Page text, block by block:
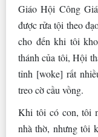
Giáo Hội Công
được rửa tội theo
cho đến khi tôi
thánh của tôi, Hội
tỉnh [woke] rất
treo cờ cầu vồng.
Khi tôi có con, tôi
nhà thờ, nhưng tôi